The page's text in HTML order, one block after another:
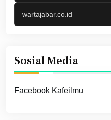
wartajabar.co.id
Sosial Media
Facebook Kafeilmu